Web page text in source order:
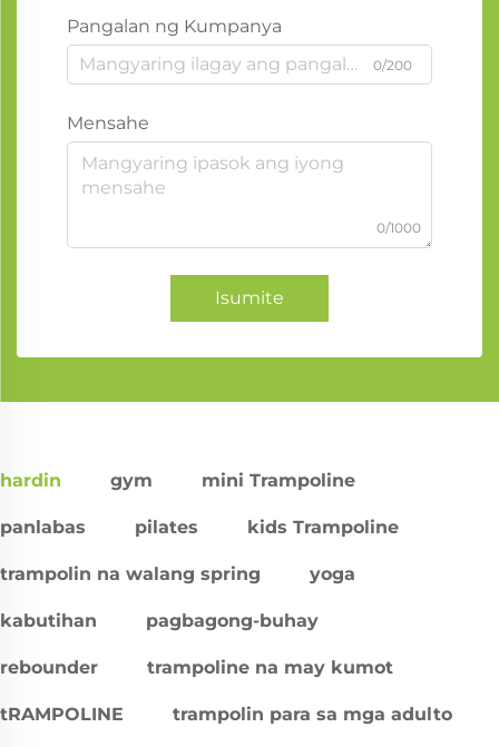
Pangalan ng Kumpanya
0/200
Mensahe
0/1000
Isumite
hardin gym mini Trampoline
panlabas pilates kids Trampoline
trampolin na walang spring yoga
kabutihan pagbagong-buhay
rebounder trampoline na may kumot
tRAMPOLINE trampolin para sa mga adulto